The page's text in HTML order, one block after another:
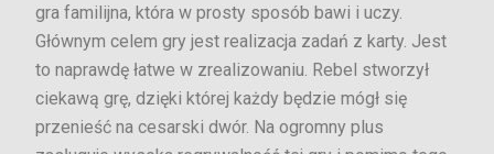
gra familijna, która w prosty sposób bawi i uczy.
Głównym celem gry jest realizacja zadań z karty. Jest
to naprawdę łatwe w zrealizowaniu. Rebel stworzył
ciekawą grę, dzięki której każdy będzie mógł się
przenieść na cesarski dwór. Na ogromny plus